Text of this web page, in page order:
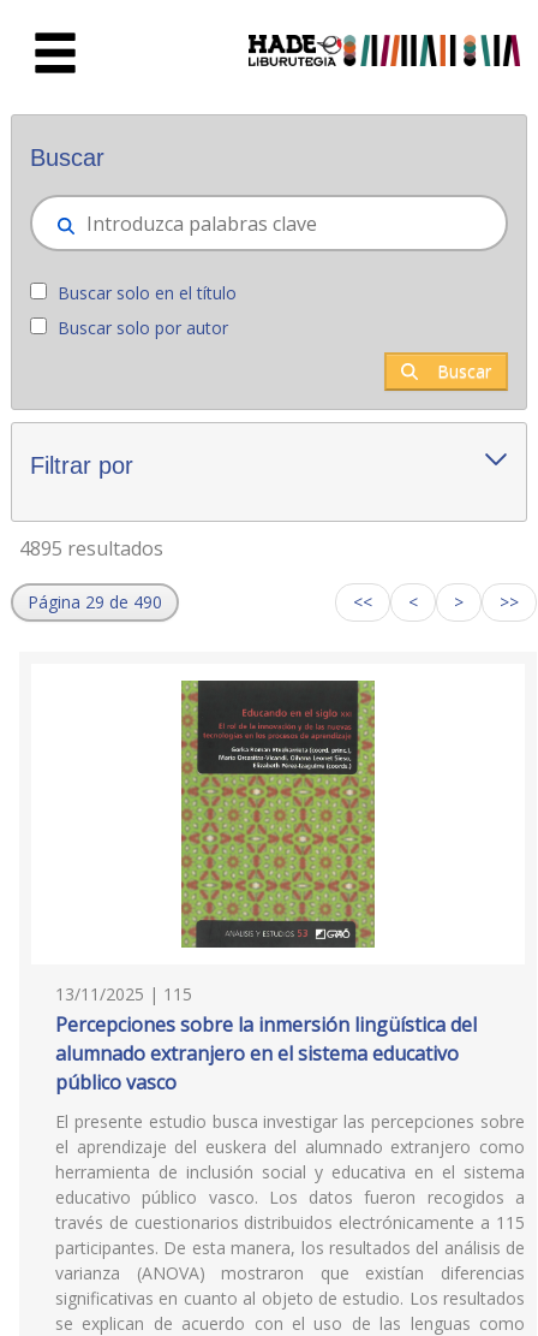
Novedades - Liburutegia
Buscar
Buscar solo en el título
Buscar solo por autor
Buscar
Filtrar por
4895 resultados
Página 29 de 490 << < > >>
13/11/2025 | 115
Percepciones sobre la inmersión lingüística del
alumnado extranjero en el sistema educativo
público vasco
El presente estudio busca investigar las percepciones sobre
el aprendizaje del euskera del alumnado extranjero como
herramienta de inclusión social y educativa en el sistema
educativo público vasco. Los datos fueron recogidos a
través de cuestionarios distribuidos electrónicamente a 115
participantes. De esta manera, los resultados del análisis de
varianza (ANOVA) mostraron que existían diferencias
significativas en cuanto al objeto de estudio. Los resultados
se explican de acuerdo con el uso de las lenguas como